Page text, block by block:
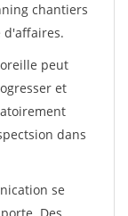
chantiers
peut
et
dans
se